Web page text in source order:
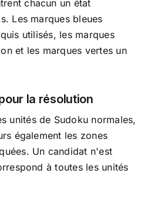
chacun un état
Les marques bleues
utilisés, les marques
et les marques vertes un
la résolution
unités de Sudoku normales,
également les zones
Un candidat n'est
à toutes les unités